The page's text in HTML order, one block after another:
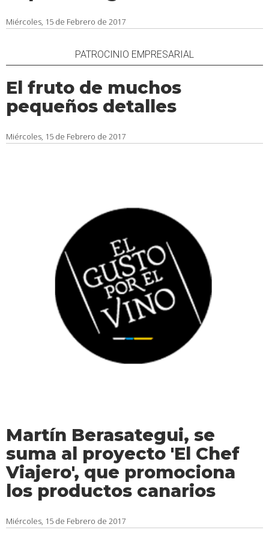
Miércoles, 15 de Febrero de 2017
PATROCINIO EMPRESARIAL
El fruto de muchos
pequeños detalles
Miércoles, 15 de Febrero de 2017
Martín Berasategui, se
suma al proyecto 'El Chef
Viajero', que promociona
los productos canarios
Miércoles, 15 de Febrero de 2017